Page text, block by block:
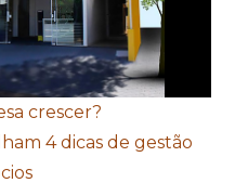
crescer?
4 dicas de gestão